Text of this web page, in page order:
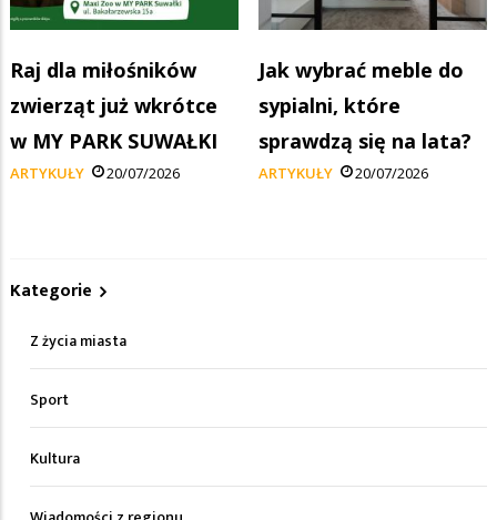
Raj dla miłośników
zwierząt już wkrótce
w MY PARK SUWAŁKI
ARTYKUŁY 20/07/2026
Jak wybrać meble do
sypialni, które
sprawdzą się na lata?
ARTYKUŁY 20/07/2026
Kategorie
Z życia miasta
Sport
Kultura